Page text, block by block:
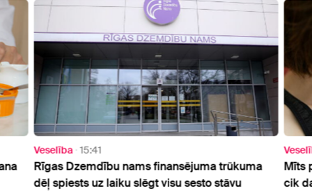
Veselība 15:41
Rīgas Dzemdību nams finansējuma trūkuma
dēļ spiests uz laiku slēgt visu sesto stāvu
Mīts
cik